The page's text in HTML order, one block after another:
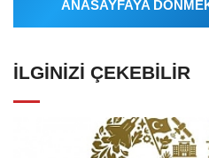
ANASAYFAYA
İLGINIZI ÇEKEBILIR